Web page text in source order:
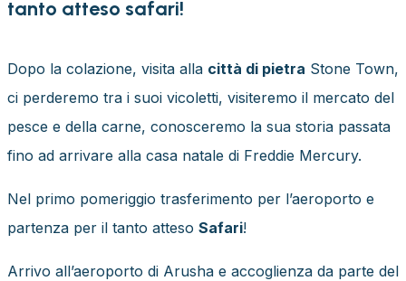
tanto atteso safari!
Dopo la colazione, visita alla città di pietra Stone Town,
ci perderemo tra i suoi vicoletti, visiteremo il mercato del
pesce e della carne, conosceremo la sua storia passata
fino ad arrivare alla casa natale di Freddie Mercury.
Nel primo pomeriggio trasferimento per l’aeroporto e
partenza per il tanto atteso Safari!
Arrivo all’aeroporto di Arusha e accoglienza da parte del